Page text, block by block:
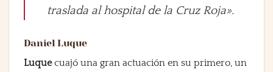
traslada al hospital de la Cruz Roja».
Daniel Luque
Luquecuajó una gran actuación en su primero, un